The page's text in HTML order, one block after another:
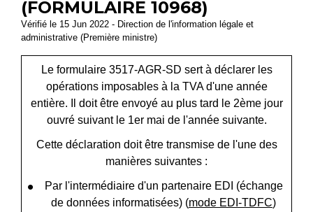
(FORMULAIRE 10968)
Vérifié le 15 Jun 2022 - Direction de l'information légale et
administrative (Première ministre)
Le formulaire 3517-AGR-SD sert à déclarer les
opérations imposables à la TVA d'une année
entière. Il doit être envoyé au plus tard le 2èmejour
ouvré suivant le 1ermai de l'année suivante.
Cette déclaration doit être transmise de l'une des
manières suivantes :
Par l'intermédiaire d'un partenaire EDI (échange
de données informatisées) (mode EDI-TDFC)